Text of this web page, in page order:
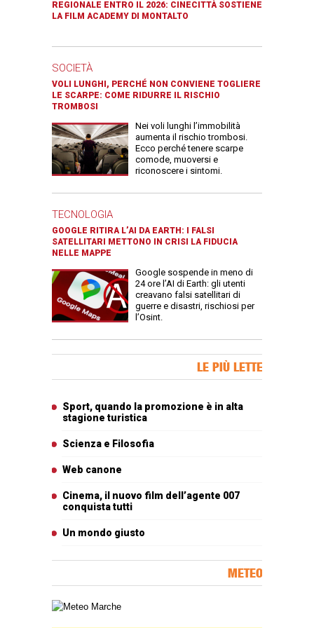
REGIONALE ENTRO IL 2026: CINECITTÀ SOSTIENE
LA FILM ACADEMY DI MONTALTO
SOCIETÀ
VOLI LUNGHI, PERCHÉ NON CONVIENE TOGLIERE
LE SCARPE: COME RIDURRE IL RISCHIO
TROMBOSI
Nei voli lunghi l’immobilità
aumenta il rischio trombosi.
Ecco perché tenere scarpe
comode, muoversi e
riconoscere i sintomi.
TECNOLOGIA
GOOGLE RITIRA L’AI DA EARTH: I FALSI
SATELLITARI METTONO IN CRISI LA FIDUCIA
NELLE MAPPE
Google sospende in meno di
24 ore l’AI di Earth: gli utenti
creavano falsi satellitari di
guerre e disastri, rischiosi per
l’Osint.
LE PIÙ LETTE
Sport, quando la promozione è in alta
stagione turistica
Scienza e Filosofia
Web canone
Cinema, il nuovo film dell’agente 007
conquista tutti
Un mondo giusto
METEO
Carta meteorologica delle Marche